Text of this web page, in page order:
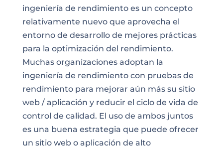
ingeniería de rendimiento es un concepto
relativamente nuevo que aprovecha el
entorno de desarrollo de mejores prácticas
para la optimización del rendimiento.
Muchas organizaciones adoptan la
ingeniería de rendimiento con pruebas de
rendimiento para mejorar aún más su sitio
web / aplicación y reducir el ciclo de vida de
control de calidad. El uso de ambos juntos
es una buena estrategia que puede ofrecer
un sitio web o aplicación de alto